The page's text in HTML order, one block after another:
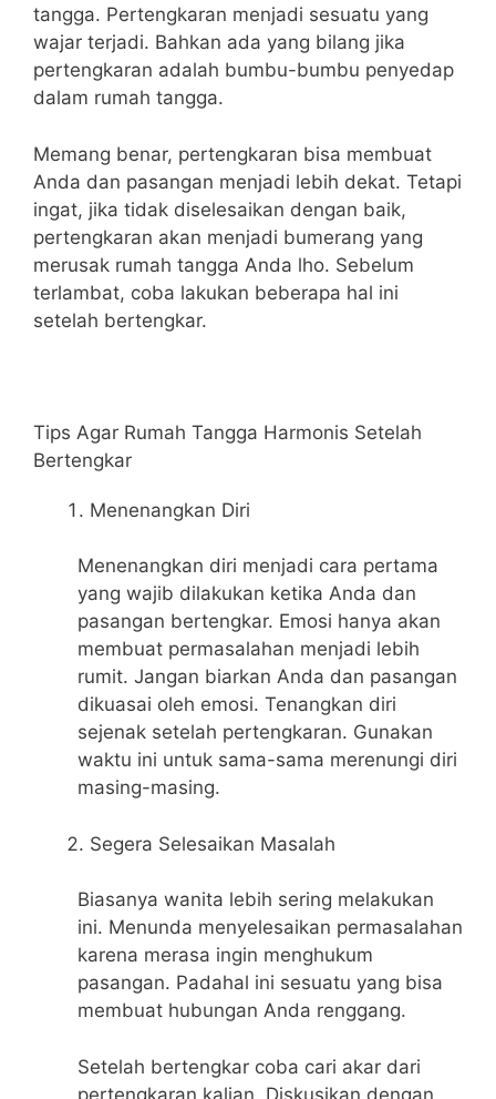
tangga. Pertengkaran menjadi sesuatu yang
wajar terjadi. Bahkan ada yang bilang jika
pertengkaran adalah bumbu-bumbu penyedap
dalam rumah tangga.
Memang benar, pertengkaran bisa membuat
Anda dan pasangan menjadi lebih dekat. Tetapi
ingat, jika tidak diselesaikan dengan baik,
pertengkaran akan menjadi bumerang yang
merusak rumah tangga Anda lho. Sebelum
terlambat, coba lakukan beberapa hal ini
setelah bertengkar.
Tips Agar Rumah Tangga Harmonis Setelah
Bertengkar
Menenangkan Diri
Menenangkan diri menjadi cara pertama
yang wajib dilakukan ketika Anda dan
pasangan bertengkar. Emosi hanya akan
membuat permasalahan menjadi lebih
rumit. Jangan biarkan Anda dan pasangan
dikuasai oleh emosi. Tenangkan diri
sejenak setelah pertengkaran. Gunakan
waktu ini untuk sama-sama merenungi diri
masing-masing.
Segera Selesaikan Masalah
Biasanya wanita lebih sering melakukan
ini. Menunda menyelesaikan permasalahan
karena merasa ingin menghukum
pasangan. Padahal ini sesuatu yang bisa
membuat hubungan Anda renggang.
Setelah bertengkar coba cari akar dari
pertengkaran kalian. Diskusikan dengan